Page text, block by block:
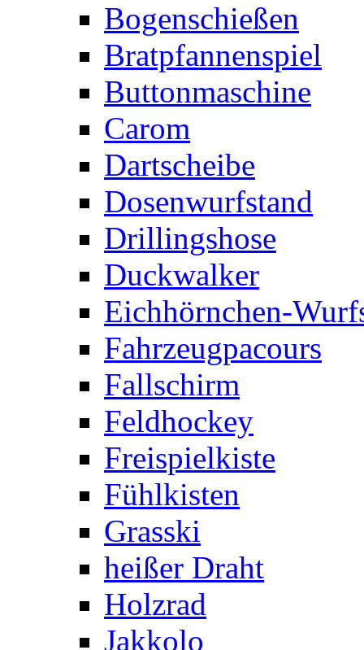
Bogenschießen
Bratpfannenspiel
Buttonmaschine
Carom
Dartscheibe
Dosenwurfstand
Drillingshose
Duckwalker
Eichhörnchen-
Fahrzeugpacours
Fallschirm
Feldhockey
Freispielkiste
Fühlkisten
Grasski
heißer Draht
Holzrad
Jakkolo